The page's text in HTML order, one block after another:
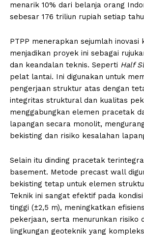
menarik 10% dari belanja orang
sebesar 176 triliun rupiah setiap
PTPP menerapkan sejumlah inovasi
menjadikan proyek ini sebagai
dan keandalan teknis. Seperti Half
pelat lantai. Ini digunakan untuk
pengerjaan struktur atas dengan
integritas struktural dan kualitas
menggabungkan elemen pracetak
lapangan secara monolit,
bekisting dan risiko kesalahan
Selain itu dinding pracetak
basement. Metode precast wall
bekisting tetap untuk elemen
Teknik ini sangat efektif pada
tinggi (±2,5 m), meningkatkan
pekerjaan, serta menurunkan risiko
lingkungan geoteknik yang